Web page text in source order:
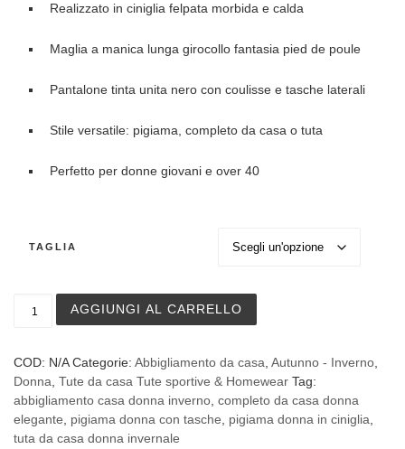
Realizzato in ciniglia felpata morbida e calda
Maglia a manica lunga girocollo fantasia pied de poule
Pantalone tinta unita nero con coulisse e tasche laterali
Stile versatile: pigiama, completo da casa o tuta
Perfetto per donne giovani e over 40
TAGLIA
Tuta da casa Noi di Notte in ciniglia felpata quantità
AGGIUNGI AL CARRELLO
COD: N/A Categorie: Abbigliamento da casa, Autunno - Inverno,
Donna, Tute da casa Tute sportive & Homewear Tag:
abbigliamento casa donna inverno, completo da casa donna
elegante, pigiama donna con tasche, pigiama donna in ciniglia,
tuta da casa donna invernale